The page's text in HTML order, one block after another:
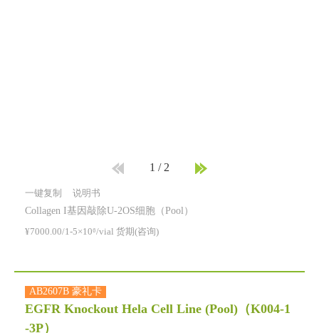
1 /2
一键复制 说明书
Collagen I基因敲除U-2OS细胞（Pool）
¥7000.00/1-5×10⁶/vial 货期(咨询)
AB2607B 豪礼卡
EGFR Knockout Hela Cell Line (Pool) （K004-1
-3P）